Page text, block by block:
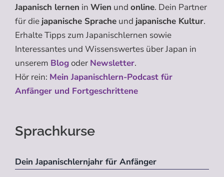
Japanisch lernen in Wien und online. Dein Partner
für die japanische Sprache und japanische Kultur.
Erhalte Tipps zum Japanischlernen sowie
Interessantes und Wissenswertes über Japan in
unserem Blogoder Newsletter.
Hör rein: Mein Japanischlern-Podcast für
Anfänger und Fortgeschrittene
Sprachkurse
Dein Japanischlernjahr für Anfänger